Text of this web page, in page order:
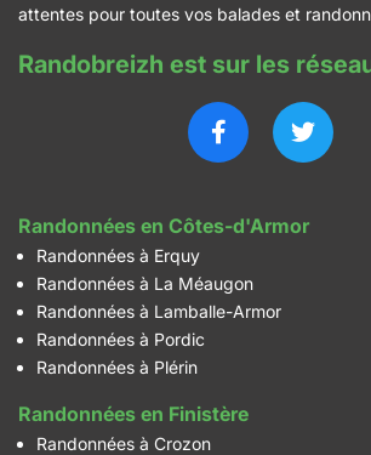
attentes pour toutes vos balades et
Randobreizh est sur les
Randonnées en Côtes-d'Armor
Randonnées à Erquy
Randonnées à La Méaugon
Randonnées à Lamballe-Armor
Randonnées à Pordic
Randonnées à Plérin
Randonnées en Finistère
Randonnées à Crozon